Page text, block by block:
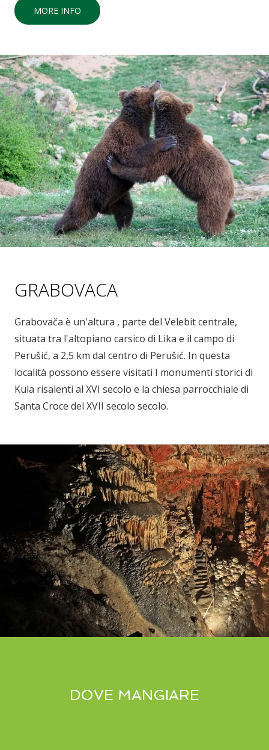
MORE INFO
GRABOVACA
Grabovača è un'altura , parte del Velebit centrale,
situata tra l'altopiano carsico di Lika e il campo di
Perušić, a 2,5 km dal centro di Perušić. In questa
località possono essere visitati I monumenti storici di
Kula risalenti al XVI secolo e la chiesa parrocchiale di
Santa Croce del XVII secolo secolo.
DOVE MANGIARE